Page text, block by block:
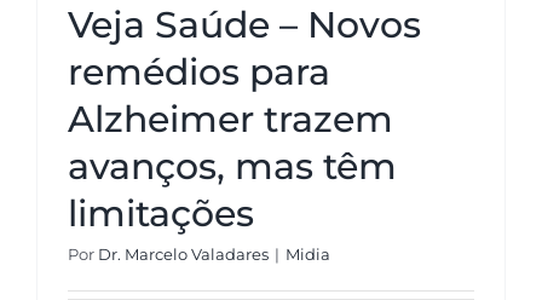
Veja Saúde – Novos
remédios para
Alzheimer trazem
avanços, mas têm
limitações
Por Dr. Marcelo Valadares | Midia